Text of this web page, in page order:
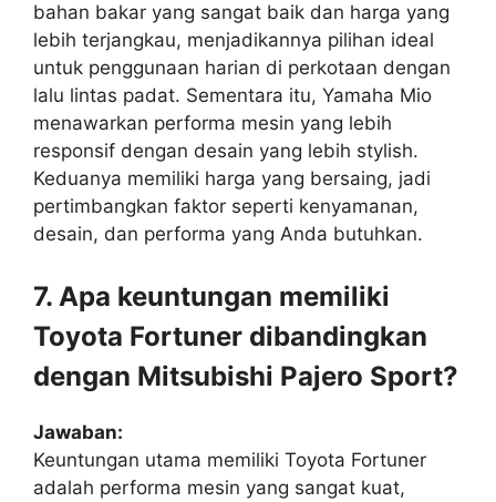
bahan bakar yang sangat baik dan harga yang
lebih terjangkau, menjadikannya pilihan ideal
untuk penggunaan harian di perkotaan dengan
lalu lintas padat. Sementara itu, Yamaha Mio
menawarkan performa mesin yang lebih
responsif dengan desain yang lebih stylish.
Keduanya memiliki harga yang bersaing, jadi
pertimbangkan faktor seperti kenyamanan,
desain, dan performa yang Anda butuhkan.
7. Apa keuntungan memiliki
Toyota Fortuner dibandingkan
dengan Mitsubishi Pajero Sport?
Jawaban:
Keuntungan utama memiliki Toyota Fortuner
adalah performa mesin yang sangat kuat,